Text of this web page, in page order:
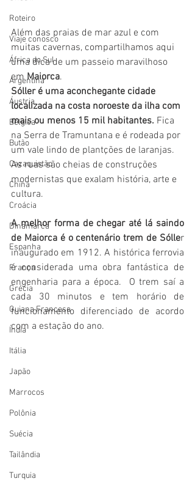
Roteiro
Viaje conosco
África do Sul
Argentina
Áustria
Bélgica
Butão
Cazaquistão
China
Croácia
Dinamarca
Espanha
França
Grécia
Guiana Francesa
Índia
Itália
Japão
Marrocos
Polônia
Suécia
Tailândia
Turquia
Além das praias de mar azul e com
muitas cavernas, compartilhamos aqui
uma dica de um passeio maravilhoso
em Maiorca.
Sóller é uma aconchegante cidade
localizada na costa noroeste da ilha com
mais ou menos 15 mil habitantes. Fica
na Serra de Tramuntana e é rodeada por
um vale lindo de plantções de laranjas.
As ruas são cheias de construções
modernistas que exalam história, arte e
cultura.
A melhor forma de chegar até lá saindo
de Maiorca é o centenário trem de Sóller
inaugurado em 1912. A histórica ferrovia
é considerada uma obra fantástica de
engenharia para a época.  O trem saí a
cada 30 minutos e tem horário de
funcionamento diferenciado de acordo
com a estação do ano.